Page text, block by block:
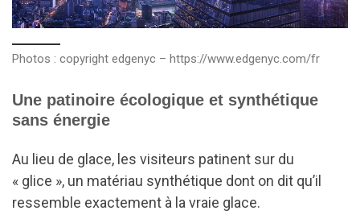
Photos : copyright edgenyc – https://www.edgenyc.com/fr
Une patinoire écologique et synthétique
sans énergie
Au lieu de glace, les visiteurs patinent sur du
« glice », un matériau synthétique dont on dit qu’il
ressemble exactement à la vraie glace.